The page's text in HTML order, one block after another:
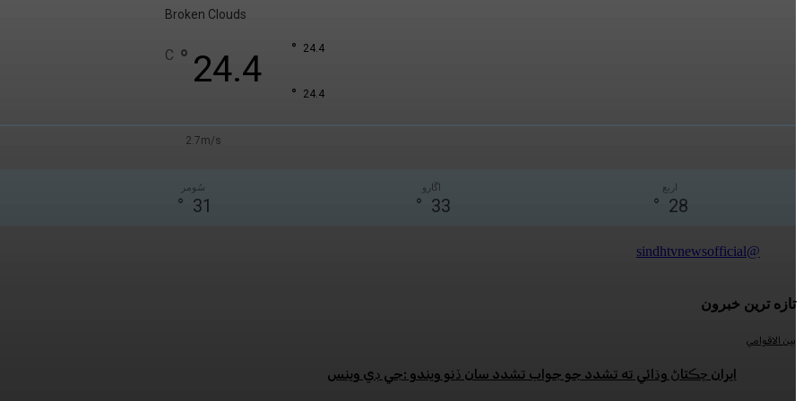
Broken Clouds
24.4
°
C 24.4
°
24.4
°
2.7m/s
سُومر
31
°
اڱارو
33
°
اربع
28
°
@sindhtvnewsofficial
تازه ترين خبرون
بين الاقوامي
ايران ڇڪتاڻ وڌائي ته تشدد جو جواب تشدد سان ڏنو ويندو :جي ڊي وينس